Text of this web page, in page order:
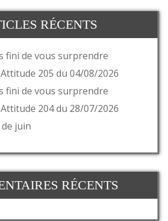
RÉCENTS
fini de vous surprendre
205 du 04/08/2026
fini de vous surprendre
204 du 28/07/2026
de juin
RÉCENTS